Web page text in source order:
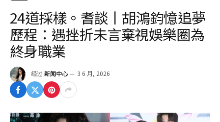
24道採樣。耆談丨胡鴻鈞憶追夢
歷程：遇挫折未言棄視娛樂圈為
終身職業
经过 新闻中心 3 6 月, 2026